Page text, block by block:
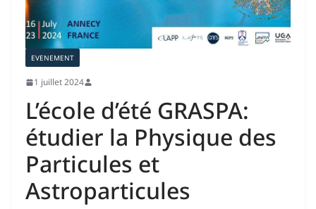
EVENEMENT
1 juillet 2024
L’école d’été GRASPA:
étudier la Physique des
Particules et
Astroparticules